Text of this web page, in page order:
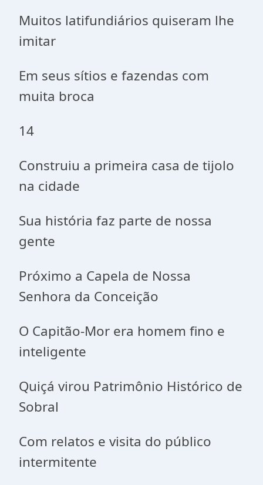
Muitos latifundiários quiseram lhe
imitar
Em seus sítios e fazendas com
muita broca
14
Construiu a primeira casa de tijolo
na cidade
Sua história faz parte de nossa
gente
Próximo a Capela de Nossa
Senhora da Conceição
O Capitão-Mor era homem fino e
inteligente
Quiçá virou Patrimônio Histórico de
Sobral
Com relatos e visita do público
intermitente